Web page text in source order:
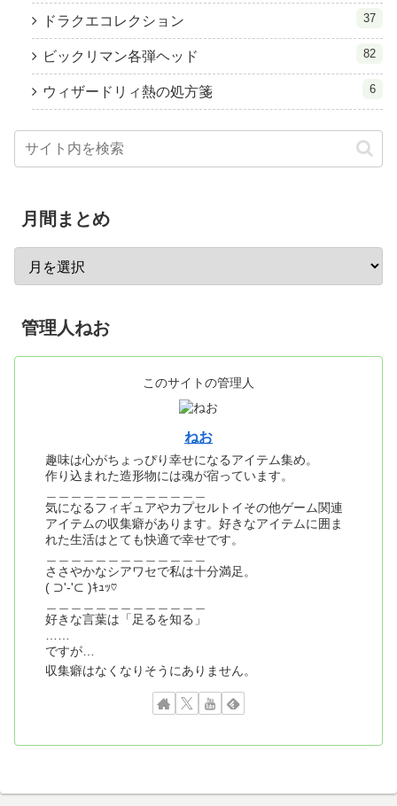
ドラクエコレクション 37
ビックリマン各弾ヘッド 82
ウィザードリィ熱の処方箋 6
月間まとめ
管理人ねお
このサイトの管理人
ねお
趣味は心がちょっぴり幸せになるアイテム集め。
作り込まれた造形物には魂が宿っています。
気になるフィギュアやカプセルトイその他ゲーム関連
アイテムの収集癖があります。好きなアイテムに囲ま
れた生活はとても快適で幸せです。
ささやかなシアワセで私は十分満足。
( ⊃'-'⊂ )ｷｭｯ♡
好きな言葉は「足るを知る」
ですが…
収集癖はなくなりそうにありません。